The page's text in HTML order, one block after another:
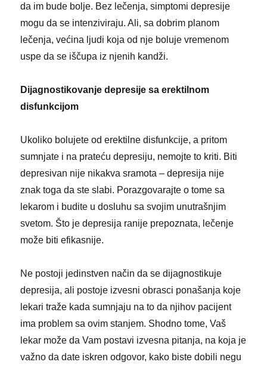
da im bude bolje. Bez lečenja, simptomi depresije
mogu da se intenziviraju. Ali, sa dobrim planom
lečenja, većina ljudi koja od nje boluje vremenom
uspe da se iščupa iz njenih kandži.
Dijagnostikovanje depresije sa erektilnom
disfunkcijom
Ukoliko bolujete od erektilne disfunkcije, a pritom
sumnjate i na prateću depresiju, nemojte to kriti. Biti
depresivan nije nikakva sramota – depresija nije
znak toga da ste slabi. Porazgovarajte o tome sa
lekarom i budite u dosluhu sa svojim unutrašnjim
svetom. Što je depresija ranije prepoznata, lečenje
može biti efikasnije.
Ne postoji jedinstven način da se dijagnostikuje
depresija, ali postoje izvesni obrasci ponašanja koje
lekari traže kada sumnjaju na to da njihov pacijent
ima problem sa ovim stanjem. Shodno tome, Vaš
lekar može da Vam postavi izvesna pitanja, na koja je
važno da date iskren odgovor, kako biste dobili negu